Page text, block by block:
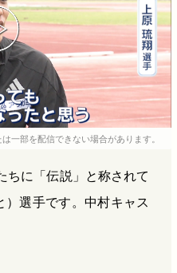
一部を配信できない場合があります。
ちに「伝説」と称されて
選手です。中村キャス